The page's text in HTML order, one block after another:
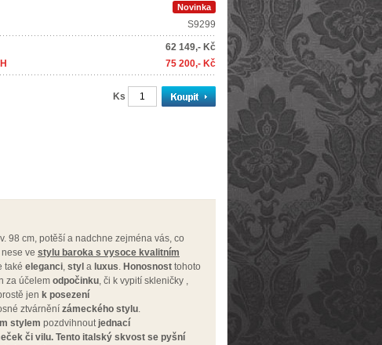
Novinka
S9299
62 149,- Kč
75 200,- Kč
Ks
98 cm, potěší a nadchne zejména vás, co
ve stylu baroka s vysoce kvalitním
také eleganci, styl a luxus. Honosnost tohoto
za účelem odpočinku, či k vypití skleničky ,
jen k posezení
ztvárnění zámeckého stylu.
stylem pozdvihnout jednací
či vilu. Tento italský skvost se pyšní